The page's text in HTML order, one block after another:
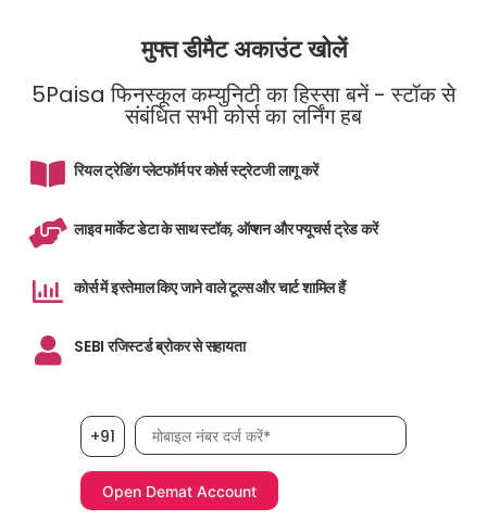
मुफ्त डीमैट अकाउंट खोलें
5Paisa फिनस्कूल कम्युनिटी का हिस्सा बनें - स्टॉक से
संबंधित सभी कोर्स का लर्निंग हब
रियल ट्रेडिंग प्लेटफॉर्म पर कोर्स स्ट्रेटजी लागू करें
लाइव मार्केट डेटा के साथ स्टॉक, ऑप्शन और फ्यूचर्स ट्रेड करें
कोर्स में इस्तेमाल किए जाने वाले टूल्स और चार्ट शामिल हैं
SEBI रजिस्टर्ड ब्रोकर से सहायता
+91 मोबाइल नंबर आवश्यक है